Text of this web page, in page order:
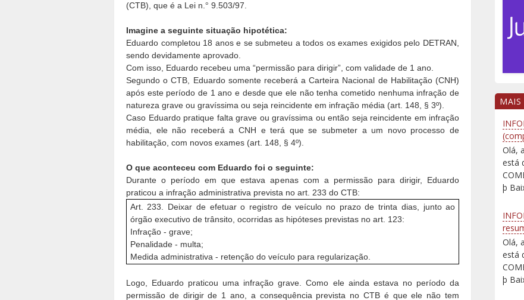
(CTB), que é a Lei n. ° 9.503/97.
Imagine a seguinte situação hipotética:
Eduardo completou 18 anos e se submeteu a todos os exames exigidos pelo DETRAN,
sendo devidamente aprovado.
Com isso, Eduardo recebeu uma “permissão para dirigir”, com validade de 1 ano.
Segundo o CTB, Eduardo somente receberá a Carteira Nacional de Habilitação (CNH)
após este período de 1 ano e desde que ele não tenha cometido nenhuma infração de
natureza grave ou gravíssima ou seja reincidente em infração média (art. 148, § 3º).
Caso Eduardo pratique falta grave ou gravíssima ou então seja reincidente em infração
média, ele não receberá a CNH e terá que se submeter a um novo processo de
habilitação, com novos exames (art. 148, § 4º).
O que aconteceu com Eduardo foi o seguinte:
Durante o período em que estava apenas com a permissão para dirigir, Eduardo
praticou a infração administrativa prevista no art. 233 do CTB:
Art. 233. Deixar de efetuar o registro de veículo no prazo de trinta dias, junto ao
órgão executivo de trânsito, ocorridas as hipóteses previstas no art. 123:
Infração - grave;
Penalidade - multa;
Medida administrativa - retenção do veículo para regularização.
Logo, Eduardo praticou uma infração grave. Como ele ainda estava no período da
permissão de dirigir de 1 ano, a consequência prevista no CTB é que ele não tem
MAIS
Olá,
está
þ
Olá,
está
þ